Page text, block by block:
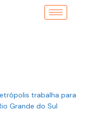
trabalha para
Grande do Sul